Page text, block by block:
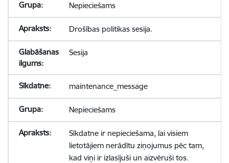
Nepieciešams
Drošības politikas sesija.
Sesija
maintenance_message
Nepieciešams
Sīkdatne ir nepieciešama, lai visiem
lietotājiem nerādītu ziņojumus pēc tam,
kad viņi ir izlasījuši un aizvēruši tos.